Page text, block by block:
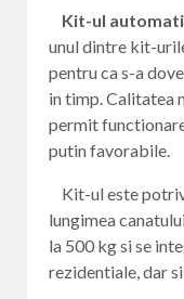
Kit-ul
unul dintre kit-
pentru ca s-a
in timp. Calitatea
permit
putin favorabile.
Kit-ul este
lungimea
la 500 kg si se
rezidentiale, dar